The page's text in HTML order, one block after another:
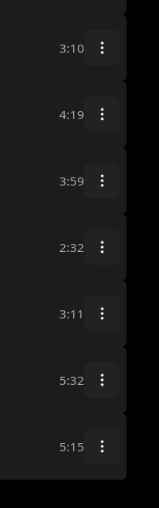
3:10
4:19
3:59
2:32
3:11
5:32
5:15